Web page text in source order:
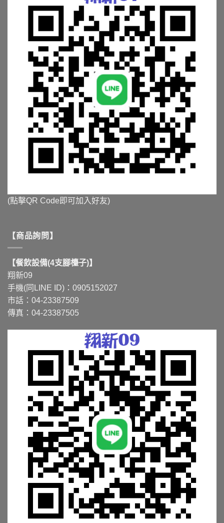
(點擊QR Code即可加入好友)
【商品詢問】
【餐飲設備(4支腳檯子)】
翔新09
手機(同LINE ID)：0905152027
市話：04-23387509
傳真：04-23387505